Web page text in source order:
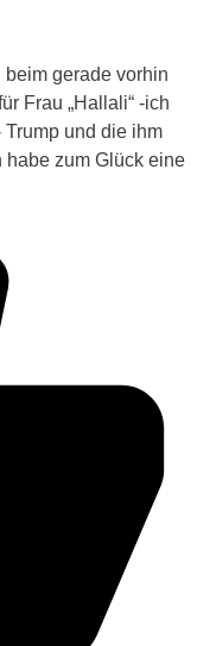
gerade vorhin
Frau „Hallali“ -ich
und die ihm
habe zum Glück eine